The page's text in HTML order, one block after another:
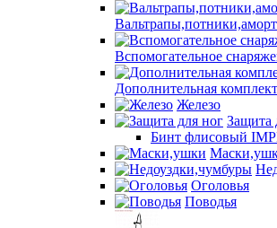
Вспомогательное
Дополнительная
Железо
Защита
Бинт флисовый
Оголовья
Поводья